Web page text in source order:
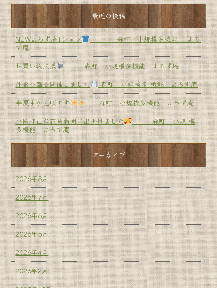
最近の投稿
NEWよろず庵Tシャツ
森町 小規模多機能 よろ
ず庵
お買い物支援
森町 小規模多機能 よろず庵
外食企画を開催しました
森町 小規模多 機能 よろず庵
半夏生が見頃です
森町 小規模多機能 よろず庵
小國神社の花菖蒲園に出掛けました
森町 小規 模
多機能 よろず庵
アーカイブ
2026年8月
2026年7月
2026年6月
2026年5月
2026年4月
2026年2月